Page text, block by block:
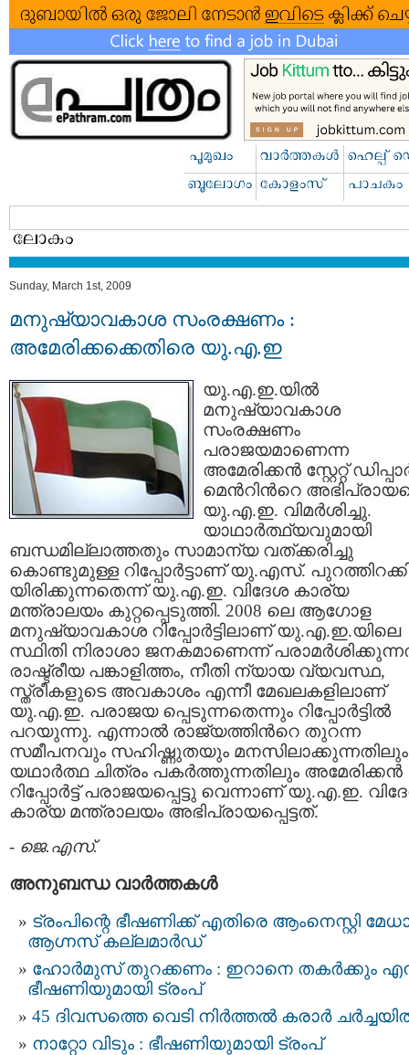
Sunday, March 1st, 2009
മനുഷ്യാവകാശ സംരക്ഷണം :
അമേരിക്കക്കെതിരെ യു.എ.ഇ
യു.എ.ഇ.യില്‍
മനുഷ്യാവകാശ
സംരക്ഷണം
പരാജയമാണെന്ന
അമേരിക്കന്‍ സ്റ്റേറ്റ്
മെന്‍റിന്‍റെ
യു.എ.ഇ. വിമര്‍ശിച്ചു.
യാഥാര്‍ത്ഥ്യവുമായി
ബന്ധമില്ലാത്തതും സാമാന്യ വത്ക്കരിച്ചു
കൊണ്ടുമുള്ള റിപ്പോര്‍ട്ടാണ് യു.എസ്.
യിരിക്കുന്നതെന്ന് യു.എ.ഇ. വിദേശ കാര്യ
മന്ത്രാലയം കുറ്റപ്പെടുത്തി. 2008 ലെ ആഗോള
മനുഷ്യാവകാശ റിപ്പോര്‍ട്ടിലാണ് യു.എ.ഇ.യിലെ
സ്ഥിതി നിരാശാ ജനകമാണെന്ന്
രാഷ്ട്രീയ പങ്കാളിത്തം, നീതി ന്യായ വ്യവസ്ഥ,
സ്ത്രീകളുടെ അവകാശം എന്നീ മേഖലകളിലാണ്
യു.എ.ഇ. പരാജയ പ്പെടുന്നതെന്നും റിപ്പോര്‍ട്ടില്‍
പറയുന്നു. എന്നാല്‍ രാജ്യത്തിന്‍റെ തുറന്ന
സമീപനവും സഹിഷ്ണുതയും മനസിലാക്കുന്നതിലും
യഥാര്‍ത്ഥ ചിത്രം പകര്‍ത്തുന്നതിലും അമേരിക്കന്‍
റിപ്പോര്‍ട്ട് പരാജയപ്പെട്ടു വെന്നാണ് യു.എ.ഇ.
കാര്യ മന്ത്രാലയം അഭിപ്രായപ്പെട്ടത്.
- ജെ.എസ്.
അനുബന്ധ വാര്‍ത്തകള്‍
ട്രംപിന്റെ ഭീഷണിക്ക് എതിരെ ആംനെസ്റ്റി
ആഗ്നസ് കല്ലമാർഡ്
ഹോർമുസ് തുറക്കണം : ഇറാനെ തകർക്കും
ഭീഷണിയുമായി ട്രംപ്
45 ദിവസത്തെ വെടി നിർത്തൽ കരാര്‍
നാറ്റോ വിടും : ഭീഷണിയുമായി ട്രംപ്